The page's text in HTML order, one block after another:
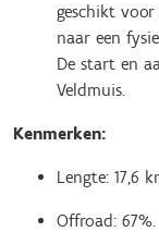
geschikt
naar een
De start en
Veldmuis.
Kenmerken:
Lengte: 17,6
Offroad: 67%.